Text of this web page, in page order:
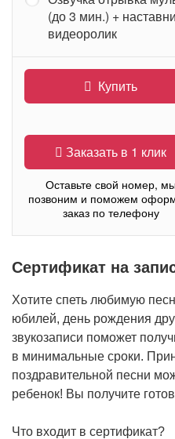
(до 3 мин.) +
видеоролик
Купить
Заказать в 1 клик
Оставьте свой номер,
позвоним и поможем
заказ по телефону
Сертификат на
Хотите спеть любимую
юбилей, день рождения
звукозаписи поможет
в минимальные сроки.
поздравительной песни
ребенок! Вы получите
Что входит в сертификат?